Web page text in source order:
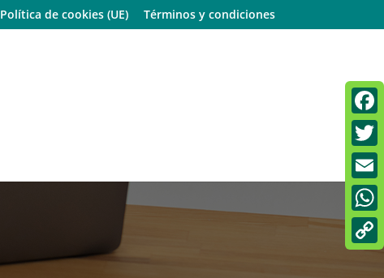
Política de cookies (UE) Términos y condiciones
Email